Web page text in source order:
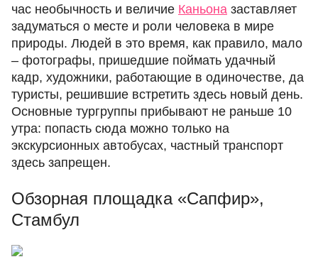
час необычность и величие Каньона заставляет
задуматься о месте и роли человека в мире
природы. Людей в это время, как правило, мало
– фотографы, пришедшие поймать удачный
кадр, художники, работающие в одиночестве, да
туристы, решившие встретить здесь новый день.
Основные тургруппы прибывают не раньше 10
утра: попасть сюда можно только на
экскурсионных автобусах, частный транспорт
здесь запрещен.
Обзорная площадка «Сапфир»,
Стамбул